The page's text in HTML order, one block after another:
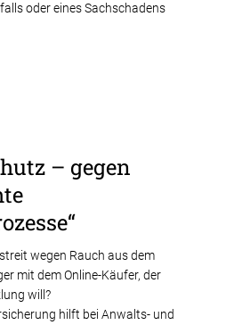
oder eines Sachschadens
– gegen
wegen Rauch aus dem
mit dem Online-Käufer, der
will?
hilft bei Anwalts- und